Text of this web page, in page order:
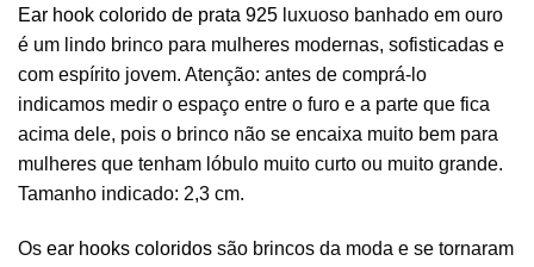
Ear hook colorido de prata 925 luxuoso banhado em ouro
é um lindo brinco para mulheres modernas, sofisticadas e
com espírito jovem. Atenção: antes de comprá-lo
indicamos medir o espaço entre o furo e a parte que fica
acima dele, pois o brinco não se encaixa muito bem para
mulheres que tenham lóbulo muito curto ou muito grande.
Tamanho indicado: 2,3 cm.
Os ear hooks coloridos são brincos da moda e se tornaram